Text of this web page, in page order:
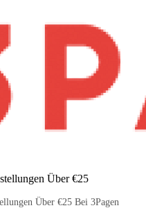
Über €25
Über €25 Bei 3Pagen